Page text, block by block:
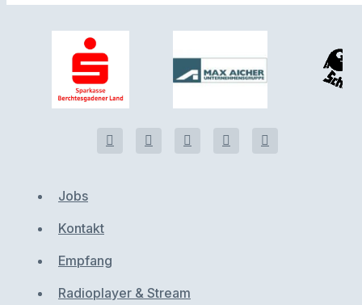
Jobs
Kontakt
Empfang
Radioplayer & Stream